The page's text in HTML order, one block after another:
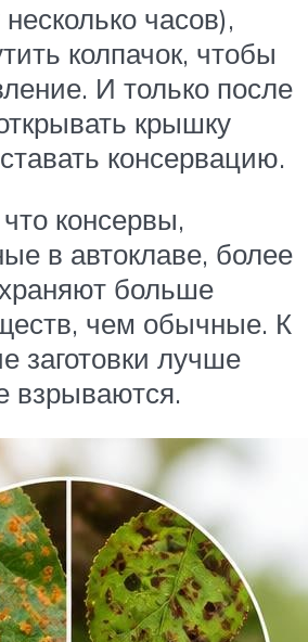
часов),
колпачок, чтобы
И только после
крышку
консервацию.
консервы,
в автоклаве, более
больше
чем обычные. К
заготовки лучше
взрываются.